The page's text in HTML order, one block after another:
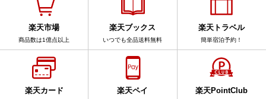
楽天市場
商品数は1億点以上
楽天ブックス
いつでも全品送料無料
楽天トラベル
簡単宿泊予約！
楽天カード 楽天ペイ 楽天PointClub